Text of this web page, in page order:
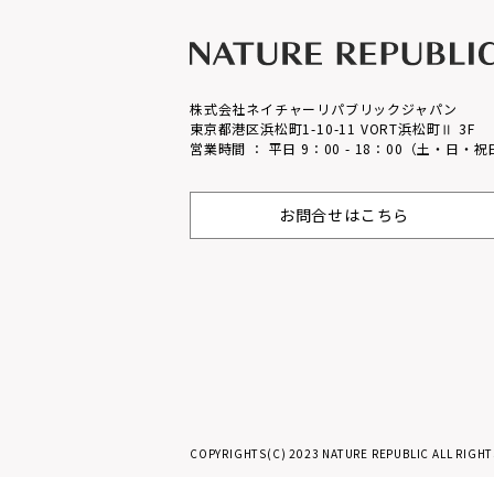
株式会社ネイチャーリパブリックジャパン
東京都港区浜松町1-10-11 VORT浜松町Ⅱ 3F
営業時間 ： 平日 9：00 - 18：00（土・日・祝
お問合せはこちら
COPYRIGHTS(C) 2023 NATURE REPUBLIC ALL